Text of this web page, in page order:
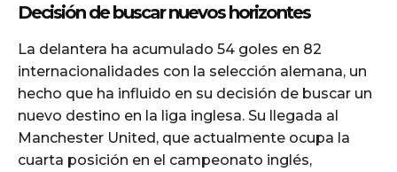
Decisión de buscar nuevos horizontes
La delantera ha acumulado 54 goles en 82
internacionalidades con la selección alemana, un
hecho que ha influido en su decisión de buscar un
nuevo destino en la liga inglesa. Su llegada al
Manchester United, que actualmente ocupa la
cuarta posición en el campeonato inglés,